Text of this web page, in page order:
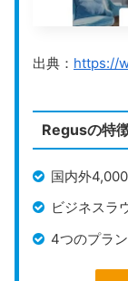
雑な手続きを
郵便の転送頻
送せずに好き
るので、自分
め、費用を気
す。荷物が到
出典： https://
Regusの特
国内外
ビジネスラ
4つのプラ